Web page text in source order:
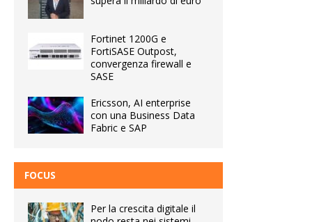
Fortinet 1200G e
FortiSASE Outpost,
convergenza firewall e
SASE
Ericsson, AI enterprise
con una Business Data
Fabric e SAP
FOCUS
Per la crescita digitale il